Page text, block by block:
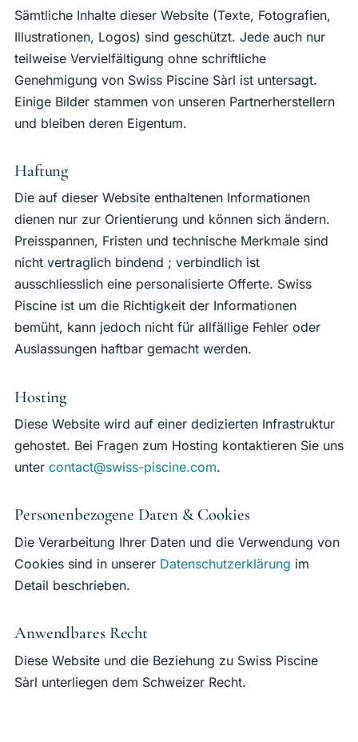
Kostenlose Offerte
Sämtliche Inhalte dieser Website (Texte, Fotografien,
Illustrationen, Logos) sind geschützt. Jede auch nur
teilweise Vervielfältigung ohne schriftliche
Genehmigung von Swiss Piscine Sàrl ist untersagt.
Einige Bilder stammen von unseren Partnerherstellern
und bleiben deren Eigentum.
Haftung
Die auf dieser Website enthaltenen Informationen
dienen nur zur Orientierung und können sich ändern.
Preisspannen, Fristen und technische Merkmale sind
nicht vertraglich bindend ; verbindlich ist
ausschliesslich eine personalisierte Offerte. Swiss
Piscine ist um die Richtigkeit der Informationen
bemüht, kann jedoch nicht für allfällige Fehler oder
Auslassungen haftbar gemacht werden.
Hosting
Diese Website wird auf einer dedizierten Infrastruktur
gehostet. Bei Fragen zum Hosting kontaktieren Sie uns
unter contact@swiss-piscine.com.
Personenbezogene Daten & Cookies
Die Verarbeitung Ihrer Daten und die Verwendung von
Cookies sind in unserer Datenschutzerklärung im
Detail beschrieben.
Anwendbares Recht
Diese Website und die Beziehung zu Swiss Piscine
Sàrl unterliegen dem Schweizer Recht.